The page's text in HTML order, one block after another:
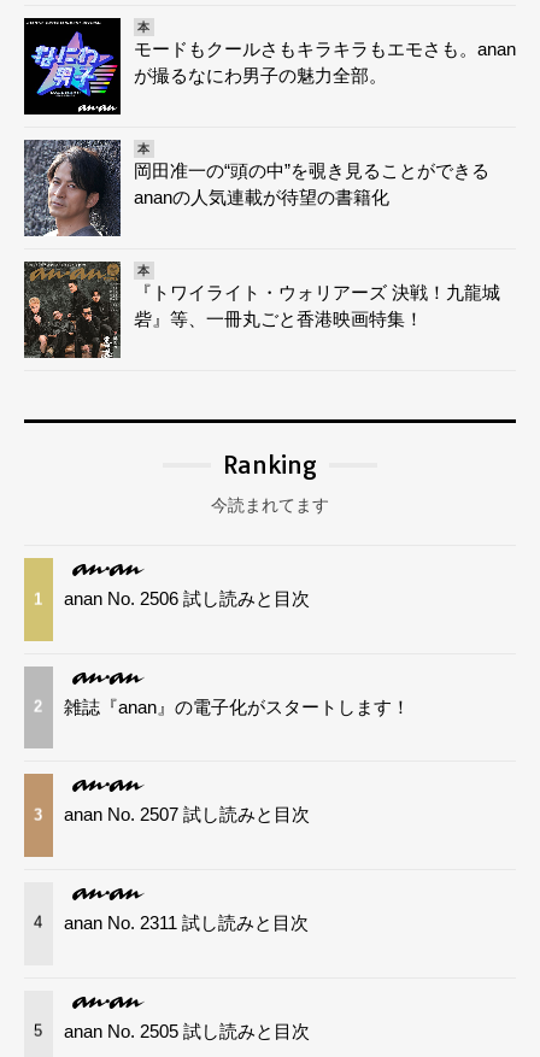
本
モードもクールさもキラキラもエモさも。anan
が撮るなにわ男子の魅力全部。
本
岡田准一の“頭の中”を覗き見ることができる
ananの人気連載が待望の書籍化
本
『トワイライト・ウォリアーズ 決戦！九龍城
砦』等、一冊丸ごと香港映画特集！
Ranking
今読まれてます
1 anan No. 2506 試し読みと目次
2 雑誌『anan』の電子化がスタートします！
3 anan No. 2507 試し読みと目次
4 anan No. 2311 試し読みと目次
5 anan No. 2505 試し読みと目次